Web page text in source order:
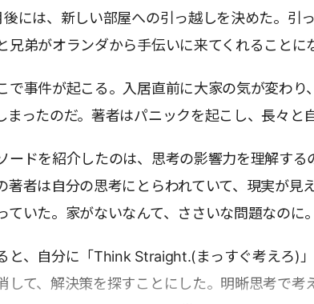
後には、新しい部屋への引っ越しを決めた。引
兄弟がオランダから手伝いに来てくれることに
で事件が起こる。入居直前に大家の気が変わり
まったのだ。著者はパニックを起こし、長々と
ードを紹介したのは、思考の影響力を理解する
著者は自分の思考にとらわれていて、現実が見
ていた。家がないなんて、ささいな問題なのに。
と、自分に「Think Straight.(まっすぐ考えろ)
して、解決策を探すことにした。明晰思考で考